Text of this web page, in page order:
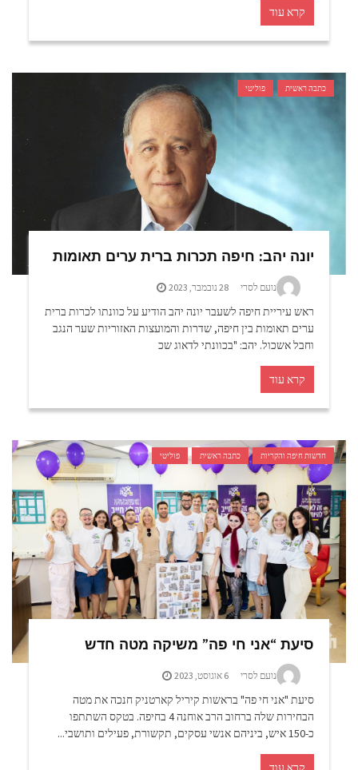
קרא עוד
כתבה ראשית פוליטי
יונה יהב: חיפה תכרות ברית ערים תאומות
נועם לסרי 28 נובמבר, 2023
ראש עיריית חיפה לשעבר יונה יהב הודיע על כוונתו לכרות ברית
ערים תאומות בין חיפה, שדרות והמועצות האזוריות שער הנגב
וחבל אשכול. יהב: "בכוונתי לדאוג שכ
קרא עוד
חדשות חיפה והקריות כתבה ראשית פוליטי
סיעת “אני חי פה” משיקה מטה חדש
נועם לסרי 6 אוגוסט, 2023
סיעת "אני חי פה" בראשות קיריל קארטניק חנכה את מטה
הבחירות שלה ברחוב הרב אוחנה 4 בחיפה. בטקס השתתפו
כ-150 איש, ביניהם אנשי עסקים, תקשורת, פעילים ותושבי...